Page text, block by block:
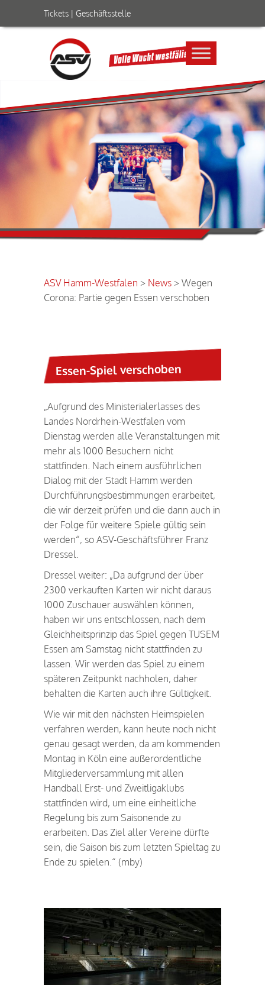
Tickets | Geschäftsstelle
ASV Hamm-Westfalen > News > Wegen
Corona: Partie gegen Essen verschoben
Essen-Spiel verschoben
„Aufgrund des Ministerialerlasses des
Landes Nordrhein-Westfalen vom
Dienstag werden alle Veranstaltungen mit
mehr als 1000 Besuchern nicht
stattfinden. Nach einem ausführlichen
Dialog mit der Stadt Hamm werden
Durchführungsbestimmungen erarbeitet,
die wir derzeit prüfen und die dann auch in
der Folge für weitere Spiele gültig sein
werden“, so ASV-Geschäftsführer Franz
Dressel.
Dressel weiter: „Da aufgrund der über
2300 verkauften Karten wir nicht daraus
1000 Zuschauer auswählen können,
haben wir uns entschlossen, nach dem
Gleichheitsprinzip das Spiel gegen TUSEM
Essen am Samstag nicht stattfinden zu
lassen. Wir werden das Spiel zu einem
späteren Zeitpunkt nachholen, daher
behalten die Karten auch ihre Gültigkeit.
Wie wir mit den nächsten Heimspielen
verfahren werden, kann heute noch nicht
genau gesagt werden, da am kommenden
Montag in Köln eine außerordentliche
Mitgliederversammlung mit allen
Handball Erst- und Zweitligaklubs
stattfinden wird, um eine einheitliche
Regelung bis zum Saisonende zu
erarbeiten. Das Ziel aller Vereine dürfte
sein, die Saison bis zum letzten Spieltag zu
Ende zu spielen.“ (mby)